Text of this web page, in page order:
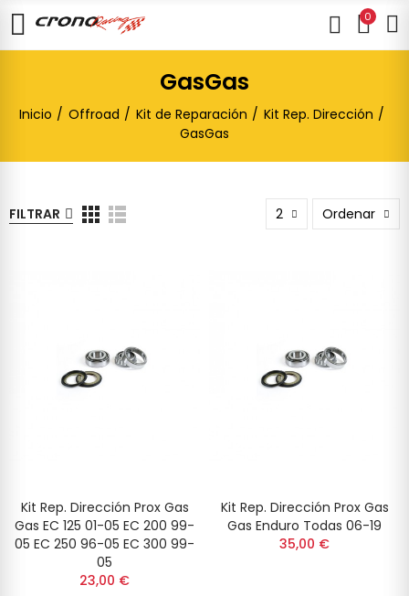
0
GasGas
Inicio Offroad Kit de Reparación
Kit Rep. Dirección
GasGas
FILTRAR 2 Ordenar
Kit Rep. Dirección Prox Gas
Gas EC 125 01-05 EC 200 99-
05 EC 250 96-05 EC 300 99-
05
23,00 €
Kit Rep. Dirección Prox Gas
Gas Enduro Todas 06-19
35,00 €